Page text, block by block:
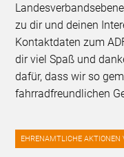
zu dir und deinen
Kontaktdaten zum
dir viel Spaß und
dafür, dass wir so
fahrradfreundlichen
EHRENAMTLICHE AKTIONEN